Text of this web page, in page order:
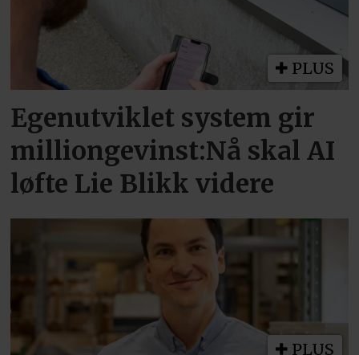
PLUS
Egenutviklet system gir
milliongevinst:Nå skal AI
løfte Lie Blikk videre
PLUS